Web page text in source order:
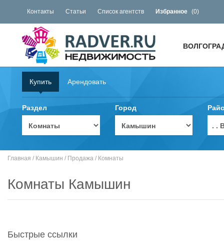
Контакты Статьи Список агентств Избранное (0)
Купить Арендовать
Раздел Город
. .
Главная / Камышин / Продажа / Комнаты
Комнаты Камышин
Быстрые ссылки